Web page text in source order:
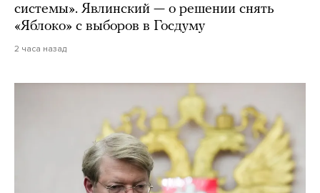
системы». Явлинский — о решении снять
«Яблоко» с выборов в Госдуму
2 часа назад